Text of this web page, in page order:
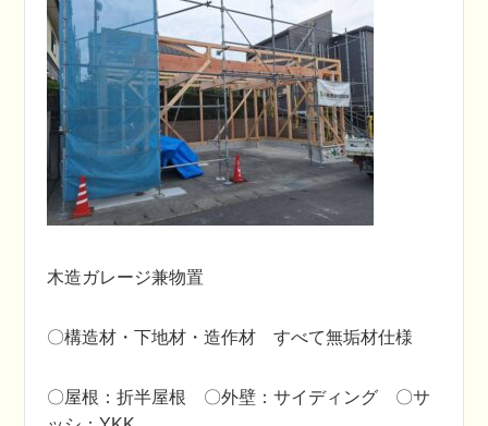
木造ガレージ兼物置
〇構造材・下地材・造作材 すべて無垢材仕様
〇屋根：折半屋根 〇外壁：サイディング 〇サ